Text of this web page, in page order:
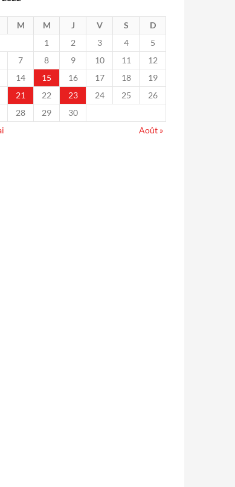
M M J V S
D
1
2 3 4
5
7 8 9 10 11
12
14 15 16 17 18
19
21 22 23 24 25
26
28 29
30
Août »